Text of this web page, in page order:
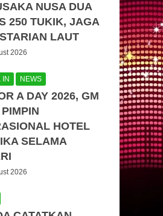
NUSA DUA
250 TUKIK, JAGA
LAUT
2026
IN NEWS
A DAY 2026, GM
HOTEL
SELAMA
2026